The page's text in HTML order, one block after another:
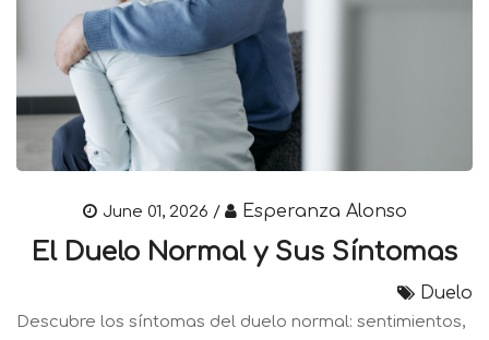
June 01, 2026 / Esperanza Alonso
El Duelo Normal y Sus Síntomas
Duelo
Descubre los síntomas del duelo normal: sentimientos,